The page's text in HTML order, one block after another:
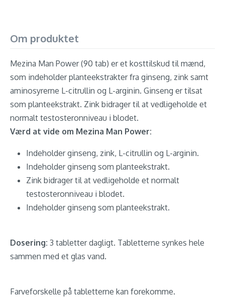
Om produktet
Mezina Man Power (90 tab) er et kosttilskud til mænd,
som indeholder planteekstrakter fra ginseng, zink samt
aminosyrerne L-citrullin og L-arginin. Ginseng er tilsat
som planteekstrakt. Zink bidrager til at vedligeholde et
normalt testosteronniveau i blodet.
Værd at vide om Mezina Man Power:
Indeholder ginseng, zink, L-citrullin og L-arginin.
Indeholder ginseng som planteekstrakt.
Zink bidrager til at vedligeholde et normalt
testosteronniveau i blodet.
Indeholder ginseng som planteekstrakt.
Dosering: 3 tabletter dagligt. Tabletterne synkes hele
sammen med et glas vand.
Farveforskelle på tabletterne kan forekomme.